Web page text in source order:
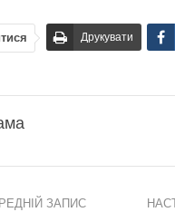
Друкувати
ЗАПИС